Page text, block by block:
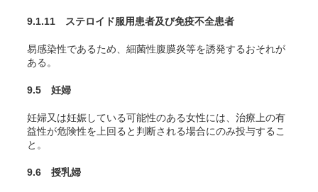
9.1.11 ステロイド服用患者及び免疫不全患者
易感染性であるため、細菌性腹膜炎等を誘発するおそれが
ある。
9.5 妊婦
妊婦又は妊娠している可能性のある女性には、治療上の有
益性が危険性を上回ると判断される場合にのみ投与するこ
と。
9.6 授乳婦